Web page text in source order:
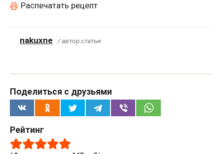
Распечатать рецепт
nakuxne / автор статьи
Поделиться с друзьями
Рейтинг